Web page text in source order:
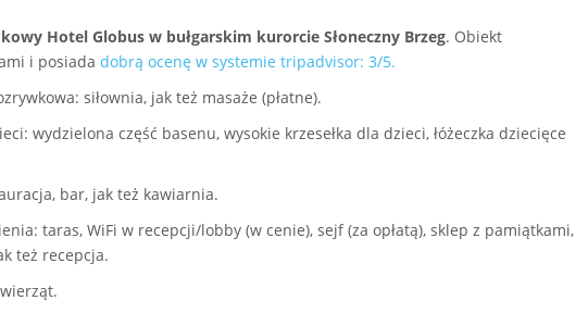
Hotel Globus w bułgarskim kurorcie Słoneczny Brzeg. Obiekt
i posiada dobrą ocenę w systemie tripadvisor: 3/5.
siłownia, jak też masaże (płatne).
wydzielona część basenu, wysokie krzesełka dla dzieci, łóżeczka dziecięce
bar, jak też kawiarnia.
taras, WiFi w recepcji/lobby (w cenie), sejf (za opłatą), sklep z pamiątkami,
też recepcja.